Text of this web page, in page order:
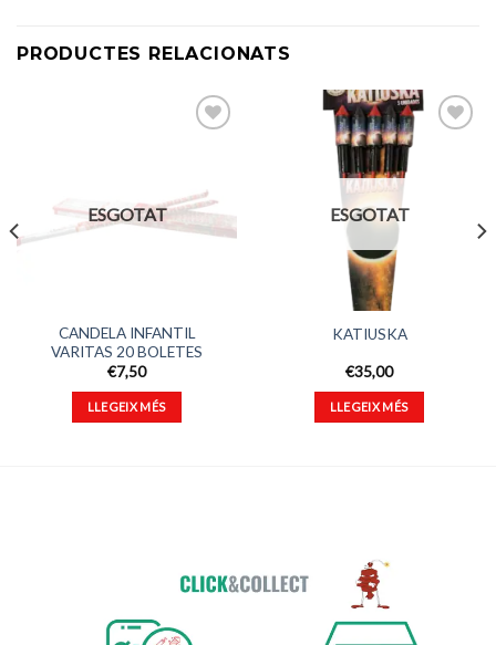
PRODUCTES RELACIONATS
a
favorits
ESGOTAT
CANDELA INFANTIL
VARITAS 20 BOLETES
€7,50
LLEGEIX MÉS
ESGOTAT
KATIUSKA
€35,00
LLEGEIX MÉS